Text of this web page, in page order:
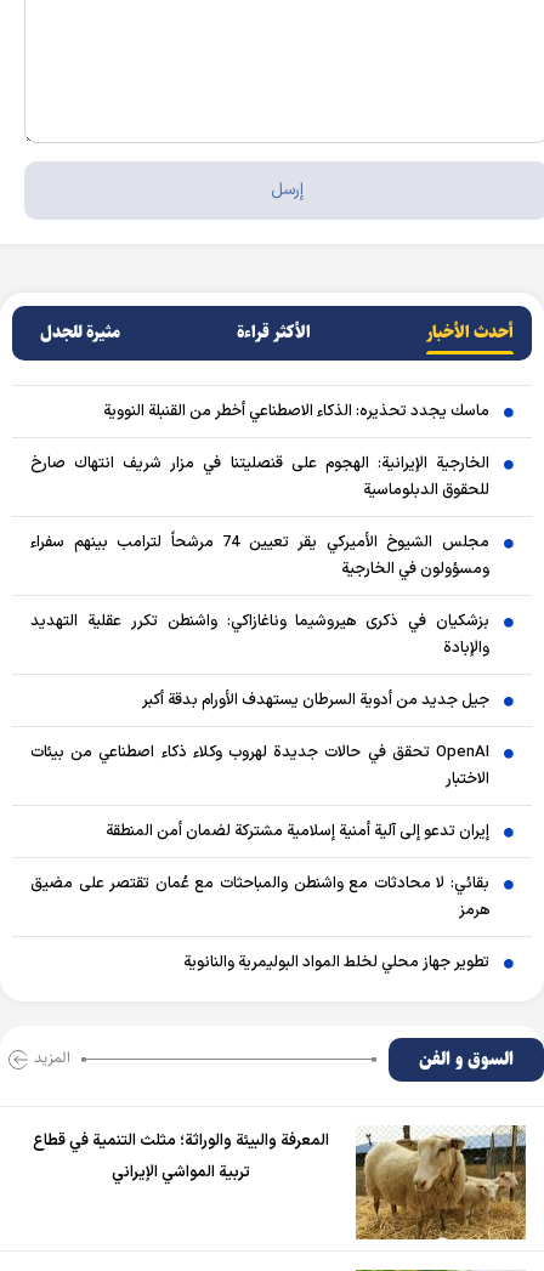
أحدث الأخبار الأکثر قراءة مثيرة للجدل
ماسك يجدد تحذيره: الذكاء الاصطناعي أخطر من القنبلة النووية
الخارجية الإيرانية: الهجوم على قنصليتنا في مزار شريف انتهاك صارخ
للحقوق الدبلوماسية
مجلس الشيوخ الأميركي يقر تعيين 74 مرشحاً لترامب بينهم سفراء
ومسؤولون في الخارجية
بزشكيان في ذكرى هيروشيما وناغازاكي: واشنطن تكرر عقلية التهديد
والإبادة
جيل جديد من أدوية السرطان يستهدف الأورام بدقة أكبر
OpenAI تحقق في حالات جديدة لهروب وكلاء ذكاء اصطناعي من بيئات
الاختبار
إيران تدعو إلى آلية أمنية إسلامية مشتركة لضمان أمن المنطقة
بقائي: لا محادثات مع واشنطن والمباحثات مع عُمان تقتصر على مضيق
هرمز
تطوير جهاز محلي لخلط المواد البوليمرية والنانوية
السوق و الفن المزید
المعرفة والبيئة والوراثة؛ مثلث التنمية في قطاع
تربية المواشي الإيراني